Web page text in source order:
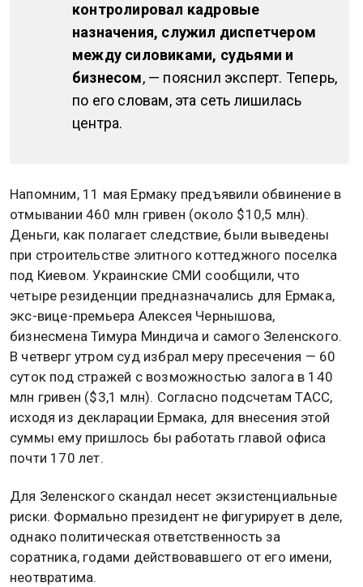
контролировал кадровые
назначения, служил диспетчером
между силовиками, судьями и
бизнесом, — пояснил эксперт. Теперь,
по его словам, эта сеть лишилась
центра.
Напомним, 11 мая Ермаку предъявили обвинение в
отмывании 460 млн гривен (около $10,5 млн).
Деньги, как полагает следствие, были выведены
при строительстве элитного коттеджного поселка
под Киевом. Украинские СМИ сообщили, что
четыре резиденции предназначались для Ермака,
экс-вице-премьера Алексея Чернышова,
бизнесмена Тимура Миндича и самого Зеленского.
В четверг утром суд избрал меру пресечения — 60
суток под стражей с возможностью залога в 140
млн гривен ($3,1 млн). Согласно подсчетам ТАСС,
исходя из декларации Ермака, для внесения этой
суммы ему пришлось бы работать главой офиса
почти 170 лет.
Для Зеленского скандал несет экзистенциальные
риски. Формально президент не фигурирует в деле,
однако политическая ответственность за
соратника, годами действовавшего от его имени,
неотвратима.